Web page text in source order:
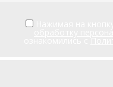
Нажимая на